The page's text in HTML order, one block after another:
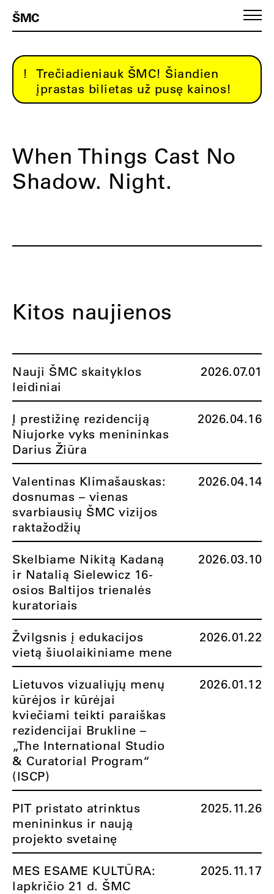
ŠMC
Trečiadieniauk ŠMC! Šiandien
įprastas bilietas už pusę kainos!
When Things Cast No
Shadow. Night.
Kitos naujienos
Nauji ŠMC skaityklos
leidiniai
2026.07.01
Į prestižinę rezidenciją
Niujorke vyks menininkas
Darius Žiūra
2026.04.16
Valentinas Klimašauskas:
dosnumas – vienas
svarbiausių ŠMC vizijos
raktažodžių
2026.04.14
Skelbiame Nikitą Kadaną
ir Natalią Sielewicz 16-
osios Baltijos trienalės
kuratoriais
2026.03.10
Žvilgsnis į edukacijos
vietą šiuolaikiniame mene
2026.01.22
Lietuvos vizualiųjų menų
kūrėjos ir kūrėjai
kviečiami teikti paraiškas
rezidencijai Brukline –
„The International Studio
& Curatorial Program“
(ISCP)
2026.01.12
PIT pristato atrinktus
menininkus ir naują
projekto svetainę
2025.11.26
MES ESAME KULTŪRA:
lapkričio 21 d. ŠMC
2025.11.17